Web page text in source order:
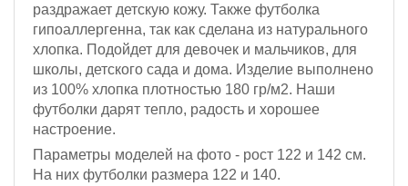
раздражает детскую кожу. Также футболка
гипоаллергенна, так как сделана из натурального
хлопка. Подойдет для девочек и мальчиков, для
школы, детского сада и дома. Изделие выполнено
из 100% хлопка плотностью 180 гр/м2. Наши
футболки дарят тепло, радость и хорошее
настроение.
Параметры моделей на фото - рост 122 и 142 см.
На них футболки размера 122 и 140.